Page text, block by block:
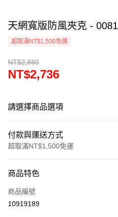
天網寬版防風夾克 - 0081
超取滿NT$1,500免運
NT$2,880
NT$2,736
請選擇商品選項
付款與運送方式
超取滿NT$1,500免運
信用卡一次付款
超商取貨付款
商品特色
商品編號
10919189